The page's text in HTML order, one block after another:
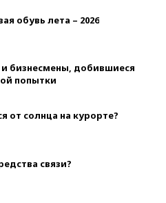
обувь лета – 2026
бизнесмены, добившиеся
попытки
от солнца на курорте?
связи?